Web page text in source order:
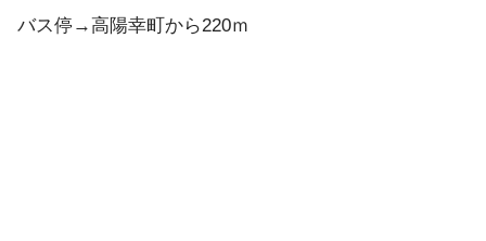
バス停→高陽幸町から220ｍ